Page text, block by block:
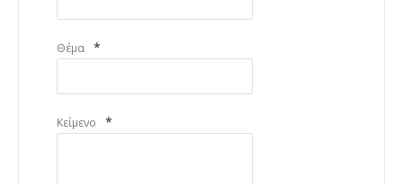
Θέμα *
Κείμενο *